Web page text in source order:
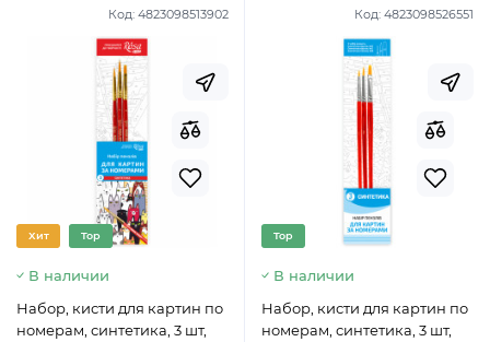
Код: 4823098513902
Хит Top
В наличии
Набор, кисти для картин по
номерам, синтетика, 3 шт,
Код: 4823098526551
Top
В наличии
Набор, кисти для картин по
номерам, синтетика, 3 шт,